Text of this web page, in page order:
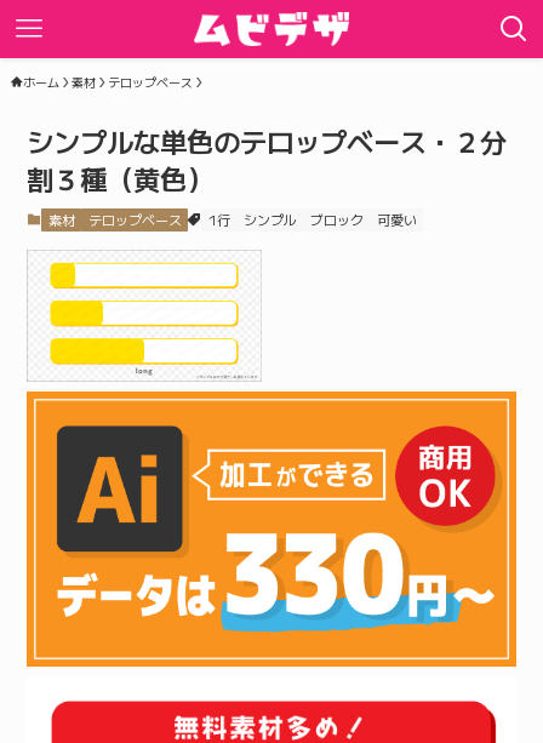
ホーム 素材 テロップベース
シンプルな単色のテロップベース・２分
割３種（黄色）
素材 テロップベース 1行 シンプル ブロック 可愛い